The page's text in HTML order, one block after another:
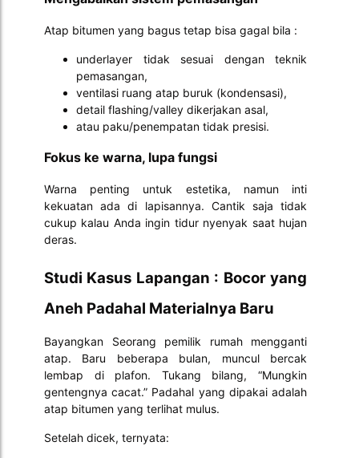
Atap bitumen yang bagus tetap bisa gagal bila :
underlayer tidak sesuai dengan teknik
pemasangan,
ventilasi ruang atap buruk (kondensasi),
detail flashing/valley dikerjakan asal,
atau paku/penempatan tidak presisi.
Fokus ke warna, lupa fungsi
Warna penting untuk estetika, namun inti
kekuatan ada di lapisannya. Cantik saja tidak
cukup kalau Anda ingin tidur nyenyak saat hujan
deras.
Studi Kasus Lapangan : Bocor yang
Aneh Padahal Materialnya Baru
Bayangkan Seorang pemilik rumah mengganti
atap. Baru beberapa bulan, muncul bercak
lembap di plafon. Tukang bilang, “Mungkin
gentengnya cacat.” Padahal yang dipakai adalah
atap bitumen yang terlihat mulus.
Setelah dicek, ternyata: